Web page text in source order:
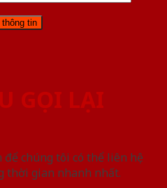
GỌI LẠI
chúng tôi có thể liên hệ
thời gian nhanh nhất.